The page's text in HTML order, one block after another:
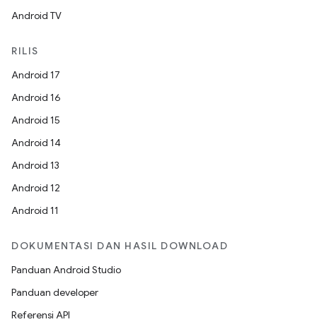
Android TV
RILIS
Android 17
Android 16
Android 15
Android 14
Android 13
Android 12
Android 11
DOKUMENTASI DAN HASIL DOWNLOAD
Panduan Android Studio
Panduan developer
Referensi API